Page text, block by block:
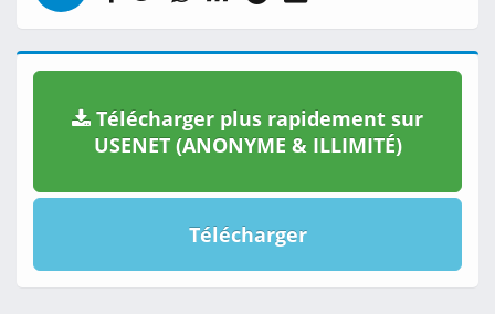
Télécharger plus rapidement sur
USENET (ANONYME & ILLIMITÉ)
Télécharger